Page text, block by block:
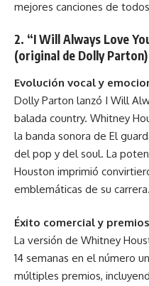
mejores canciones de
2. “I Will Always Love
(original de Dolly Parton)
Evolución vocal y
Dolly Parton lanzó I Will
balada country. Whitney
la banda sonora de El
del pop y del soul. La
Houston imprimió
emblemáticas de su carrera.
Éxito comercial y premios
La versión de Whitney
14 semanas en el número
múltiples premios,